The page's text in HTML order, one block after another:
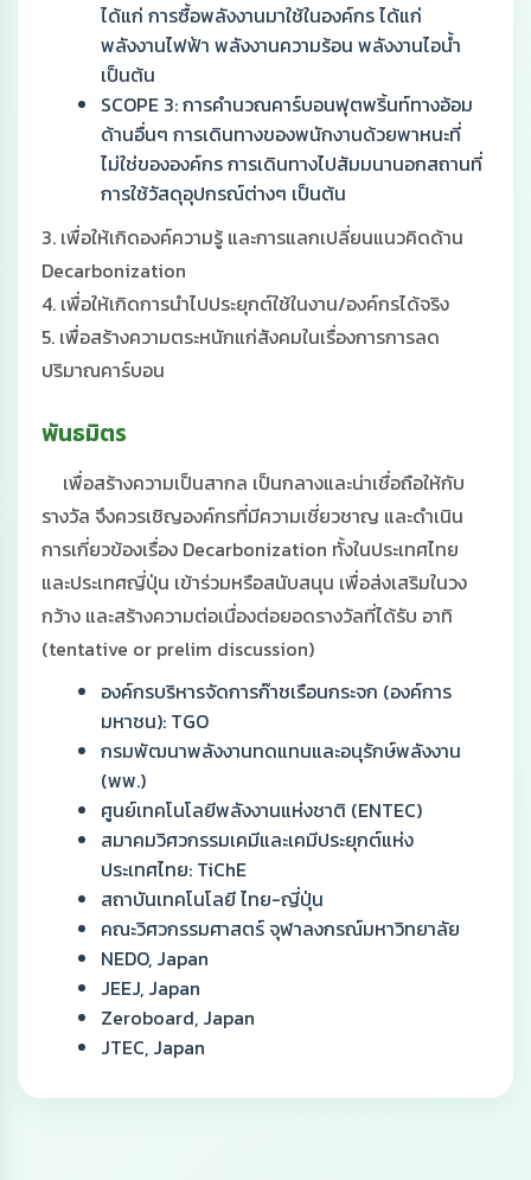
ได้แก่ การซื้อพลังงานมาใช้ในองค์กร ได้แก่
พลังงานไฟฟ้า พลังงานความร้อน พลังงานไอน้ำ
เป็นต้น
SCOPE 3: การคำนวณคาร์บอนฟุตพริ้นท์ทางอ้อม
ด้านอื่นๆ การเดินทางของพนักงานด้วยพาหนะที่
ไม่ใช่ขององค์กร การเดินทางไปสัมมนานอกสถานที่
การใช้วัสดุอุปกรณ์ต่างๆ เป็นต้น
3. เพื่อให้เกิดองค์ความรู้ และการแลกเปลี่ยนแนวคิดด้าน
Decarbonization
4. เพื่อให้เกิดการนําไปประยุกต์ใช้ในงาน/องค์กรได้จริง
5. เพื่อสร้างความตระหนักแก่สังคมในเรื่องการการลด
ปริมาณคาร์บอน
พันธมิตร
เพื่อสร้างความเป็นสากล เป็นกลางและน่าเชื่อถือให้กับ
รางวัล จึงควรเชิญองค์กรที่มีความเชี่ยวชาญ และดำเนิน
การเกี่ยวข้องเรื่อง Decarbonization ทั้งในประเทศไทย
และประเทศญี่ปุ่น เข้าร่วมหรือสนับสนุน เพื่อส่งเสริมในวง
กว้าง และสร้างความต่อเนื่องต่อยอดรางวัลที่ได้รับ อาทิ
(tentative or prelim discussion)
องค์กรบริหารจัดการก๊าชเรือนกระจก (องค์การ
มหาชน): TGO
กรมพัฒนาพลังงานทดแทนและอนุรักษ์พลังงาน
(พพ.)
ศูนย์เทคโนโลยีพลังงานแห่งชาติ (ENTEC)
สมาคมวิศวกรรมเคมีและเคมีประยุกต์แห่ง
ประเทศไทย: TiChE
สถาบันเทคโนโลยี ไทย-ญี่ปุ่น
คณะวิศวกรรมศาสตร์ จุฬาลงกรณ์มหาวิทยาลัย
NEDO, Japan
JEEJ, Japan
Zeroboard, Japan
JTEC, Japan